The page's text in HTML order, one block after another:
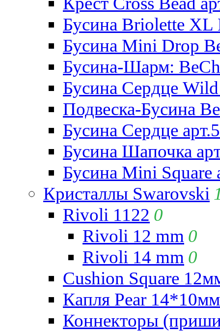
Бусина Briolette XL
Бусина Mini Drop
Бусина-Шарм:
Бусина Сердце
Подвеска-Бусина
Бусина Сердце
Бусина Шапочка
Бусина Mini Square
Кристаллы Swarovski
Rivoli 1122 0
Rivoli 12 mm 0
Rivoli 14 mm 0
Cushion Square
Капля Pear
Коннекторы